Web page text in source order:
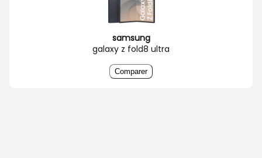
samsung
galaxy z fold8 ultra
Comparer